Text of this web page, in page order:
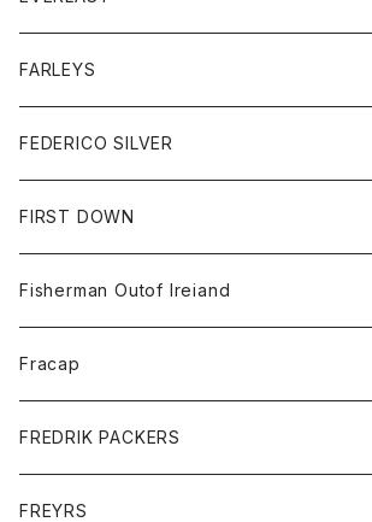
シャツ
セーター
ボトム
ショートパンツ
パンツ
レディース
コート
ジャケット
トップス
ジャケット
スエットシャツ
ボトム
スエットパンツ
グッズ
帽子
FARLEYS
FEDERICO SILVER
アクセサリー
FIRST DOWN
Fisherman Outof Ireiand
ニット
Fracap
グッズ
靴
FREDRIK PACKERS
アクセサリー
FREYRS